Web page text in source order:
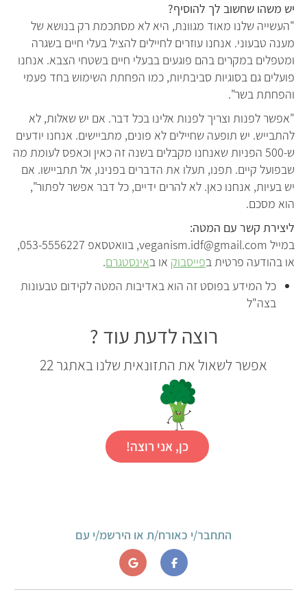
יש משהו שחשוב לך להוסיף?
"העשייה שלנו מאוד מגוונת, היא לא מסתכמת רק בנושא של
מענה טבעוני. אנחנו עוזרים לחיילים להציל בעלי חיים בשגרה
ומטפלים במקרים בהם פוגעים בבעלי חיים בשטחי הצבא. אנחנו
פועלים גם בסוגיות סביבתיות, כמו הפחתת השימוש בחד פעמי
והפחתת בשר".
"אפשר לפנות וצריך לפנות אלינו בכל דבר. אם יש שאלות, לא
להתבייש. יש תופעה שחיילים לא פונים, מתביישים. אנחנו יודעים
ש-500 הפניות שאנחנו מקבלים בשנה זה כאין וכאפס לעומת מה
שבפועל קיים. תפנו, תעלו את הדברים בפנינו, אל תתביישו. אם
יש בעיות, אנחנו כאן. לא להרים ידיים, כל דבר אפשר לפתור",
הוא מסכם.
ליצירת קשר עם המטה:
במייל veganism.idf@gmail.com, בוואטסאפ 053-5556227,
או בהודעה פרטית בפייסבוק או באינסטגרם.
כל המידע בפוסט זה הוא באדיבות המטה לקידום טבעונות
בצה"ל
רוצה לדעת עוד ?
אפשר לשאול את התזונאית שלנו באתגר 22
כן, אני רוצה!
התחבר/י כאורח/ת או הירשמ/י עם